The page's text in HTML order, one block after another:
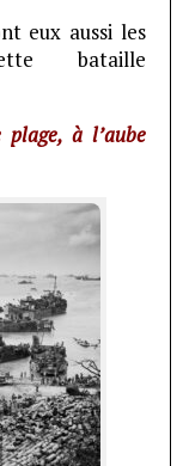
eux aussi les
bataille
plage, à l’aube